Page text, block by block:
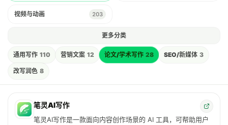
视频与动画 203
更多分类
通用写作 110 营销文案 12 论文/学术写作 28 SEO/新媒体 3
改写润色 8
笔灵AI写作
笔灵AI写作是一款面向内容创作场景的 AI 工具，可帮助用户